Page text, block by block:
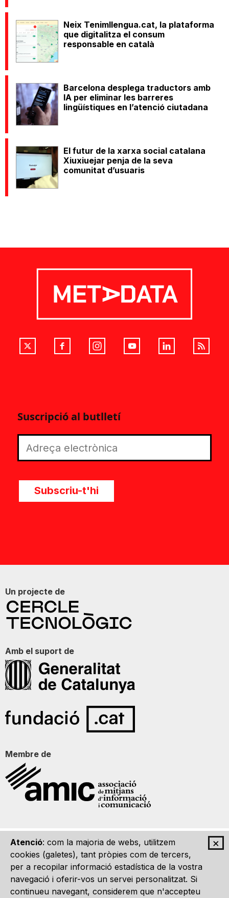
Neix Tenimllengua.cat, la plataforma
que digitalitza el consum
responsable en català
Barcelona desplega traductors amb
IA per eliminar les barreres
lingüístiques en l’atenció ciutadana
El futur de la xarxa social catalana
Xiuxiuejar penja de la seva
comunitat d’usuaris
×
Atenció: com la majoria de webs, utilitzem
cookies (galetes), tant pròpies com de tercers,
per a recopilar informació estadística de la vostra
navegació i oferir-vos un servei personalitzat. Si
continueu navegant, considerem que n'accepteu
Suscripció al butlletí
Subscriu-t'hi
Un projecte de
Amb el suport de
Membre de
Qui som Contacte Imatge Gràfica Avís legal